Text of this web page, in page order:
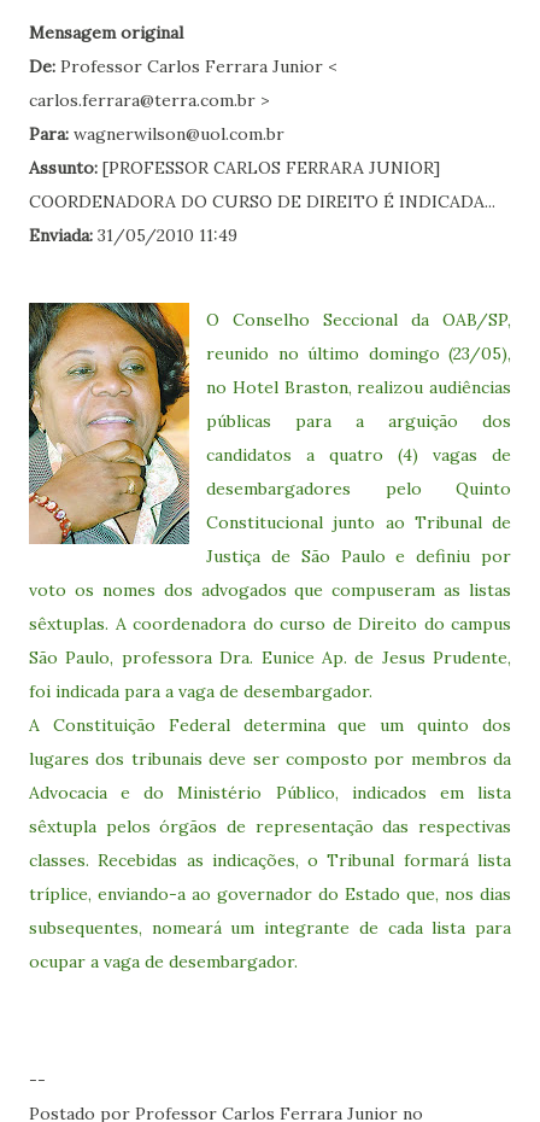
Mensagem original
De: Professor Carlos Ferrara Junior <
carlos.ferrara@terra.com.br >
Para: wagnerwilson@uol.com.br
Assunto: [PROFESSOR CARLOS FERRARA JUNIOR]
COORDENADORA DO CURSO DE DIREITO É INDICADA...
Enviada: 31/05/2010 11:49
O Conselho Seccional da OAB/SP,
reunido no último domingo (23/05),
no Hotel Braston, realizou audiências
públicas para a arguição dos
candidatos a quatro (4) vagas de
desembargadores pelo Quinto
Constitucional junto ao Tribunal de
Justiça de São Paulo e definiu por
voto os nomes dos advogados que compuseram as listas
sêxtuplas. A coordenadora do curso de Direito do campus
São Paulo, professora Dra. Eunice Ap. de Jesus Prudente,
foi indicada para a vaga de desembargador.
A Constituição Federal determina que um quinto dos
lugares dos tribunais deve ser composto por membros da
Advocacia e do Ministério Público, indicados em lista
sêxtupla pelos órgãos de representação das respectivas
classes. Recebidas as indicações, o Tribunal formará lista
tríplice, enviando-a ao governador do Estado que, nos dias
subsequentes, nomeará um integrante de cada lista para
ocupar a vaga de desembargador.
--
Postado por Professor Carlos Ferrara Junior no